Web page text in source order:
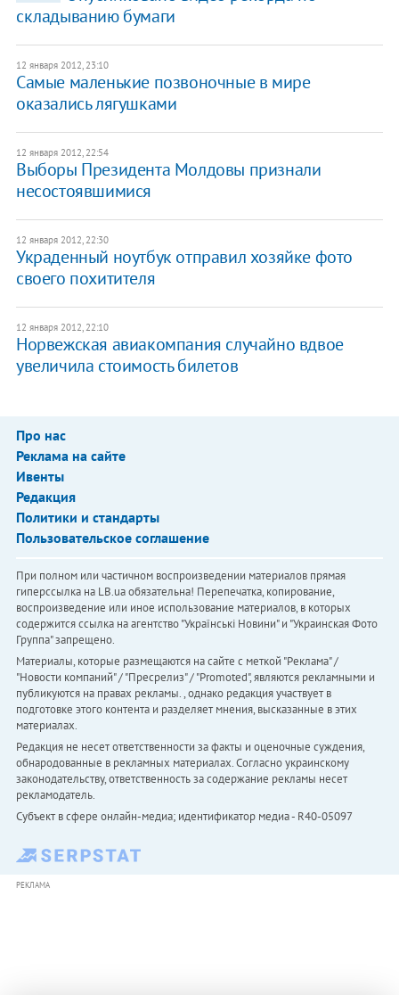
складыванию бумаги
12 января 2012, 23:10
Самые маленькие позвоночные в мире
оказались лягушками
12 января 2012, 22:54
Выборы Президента Молдовы признали
несостоявшимися
12 января 2012, 22:30
Украденный ноутбук отправил хозяйке фото
своего похитителя
12 января 2012, 22:10
Норвежская авиакомпания случайно вдвое
увеличила стоимость билетов
Про нас
Реклама на сайте
Ивенты
Редакция
Политики и стандарты
Пользовательское соглашение
При полном или частичном воспроизведении материалов прямая
гиперссылка на LB.ua обязательна! Перепечатка, копирование,
воспроизведение или иное использование материалов, в которых
содержится ссылка на агентство "Українськi Новини" и "Украинская Фото
Группа" запрещено.
Материалы, которые размещаются на сайте с меткой "Реклама" /
"Новости компаний" / "Пресрелиз" / "Promoted", являются рекламными и
публикуются на правах рекламы. , однако редакция участвует в
подготовке этого контента и разделяет мнения, высказанные в этих
материалах.
Редакция не несет ответственности за факты и оценочные суждения,
обнародованные в рекламных материалах. Согласно украинскому
законодательству, ответственность за содержание рекламы несет
рекламодатель.
Субъект в сфере онлайн-медиа; идентификатор медиа - R40-05097
РЕКЛАМА